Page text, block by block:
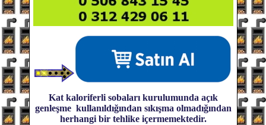
Kat kaloriferli sobaları kurulumunda açık
genleşme kullanıldığından sıkışma olmadığından
herhangi bir tehlike içermemektedir.